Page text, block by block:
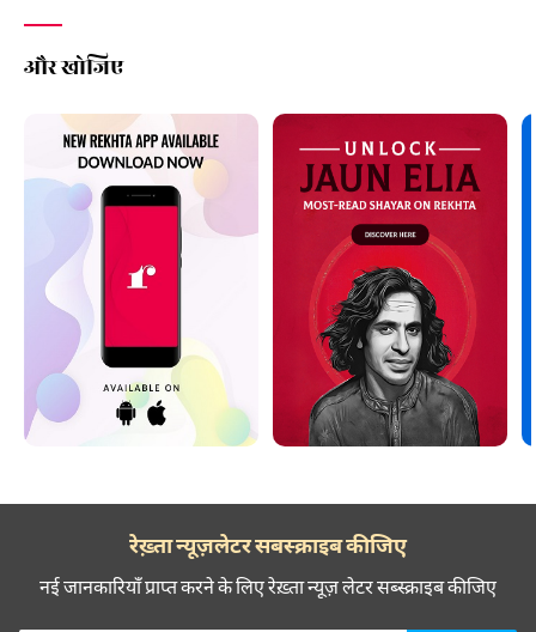
और खोजिए
रेख़्ता न्यूज़लेटर सबस्क्राइब कीजिए
नई जानकारियाँ प्राप्त करने के लिए रेख़्ता न्यूज़ लेटर सब्स्क्राइब कीजिए